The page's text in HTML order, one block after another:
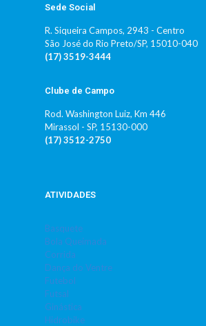
Sede Social
R. Siqueira Campos, 2943 - Centro
São José do Rio Preto/SP, 15010-040
(17) 3519-3444
Clube de Campo
Rod. Washington Luiz, Km 446
Mirassol - SP, 15130-000
(17) 3512-2750
ATIVIDADES
Basquete
Bola Queimada
Corrida
Dança do Ventre
Futebol
Futsal
Ginástica
Hidrobike